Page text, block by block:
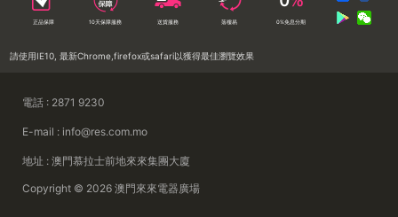
正品保障 10天保障服務 送貨服務 落樓易 0%免息分期
請使用IE10, 最新Chrome,firefox或safari以獲得最佳瀏覽效果
電話 : 2871 9230
E-mail : info@res.com.mo
地址 : 澳門慕拉士前地來來集團大廈
Copyright © 2026 澳門來來電器廣場